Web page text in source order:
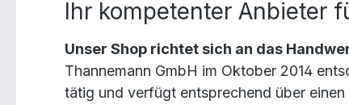
Ihr kompetenter Anbieter
Unser Shop richtet sich an das
Thannemann GmbH im Oktober 2014
tätig und verfügt entsprechend über